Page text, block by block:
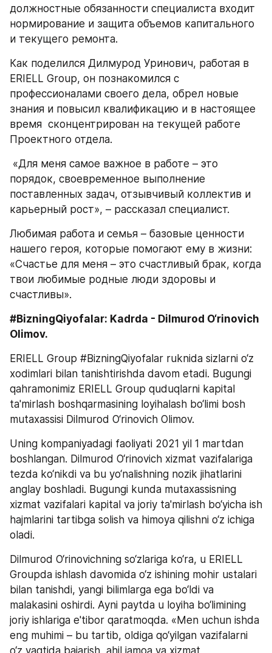
должностные обязанности специалиста входит
нормирование и защита объемов капитального
и текущего ремонта.
Как поделился Дилмурод Уринович, работая в
ERIELL Group, он познакомился с
профессионалами своего дела, обрел новые
знания и повысил квалификацию и в настоящее
время  сконцентрирован на текущей работе
Проектного отдела.
порядок, своевременное выполнение
поставленных задач, отзывчивый коллектив и
карьерный рост», – рассказал специалист.
Любимая работа и семья – базовые ценности
нашего героя, которые помогают ему в жизни:
«Счастье для меня – это счастливый брак, когда
твои любимые родные люди здоровы и
счастливы».
#BizningQiyofalar: Kadrda - Dilmurod O‘rinovich
Olimov.
ERIELL Group #BizningQiyofalar ruknida sizlarni o‘z
xodimlari bilan tanishtirishda davom etadi. Bugungi
qahramonimiz ERIELL Group quduqlarni kapital
ta'mirlash boshqarmasining loyihalash bo‘limi bosh
mutaxassisi Dilmurod O‘rinovich Olimov.
Uning kompaniyadagi faoliyati 2021 yil 1 martdan
boshlangan. Dilmurod O‘rinovich xizmat vazifalariga
tezda ko‘nikdi va bu yo‘nalishning nozik jihatlarini
anglay boshladi. Bugungi kunda mutaxassisning
xizmat vazifalari kapital va joriy ta'mirlash bo‘yicha ish
hajmlarini tartibga solish va himoya qilishni o‘z ichiga
oladi.
Dilmurod O‘rinovichning so‘zlariga ko‘ra, u ERIELL
Groupda ishlash davomida o‘z ishining mohir ustalari
bilan tanishdi, yangi bilimlarga ega bo‘ldi va
malakasini oshirdi. Ayni paytda u loyiha bo‘limining
joriy ishlariga e'tibor qaratmoqda. «Men uchun ishda
eng muhimi – bu tartib, oldiga qo‘yilgan vazifalarni
o‘z vaqtida bajarish, ahil jamoa va xizmat